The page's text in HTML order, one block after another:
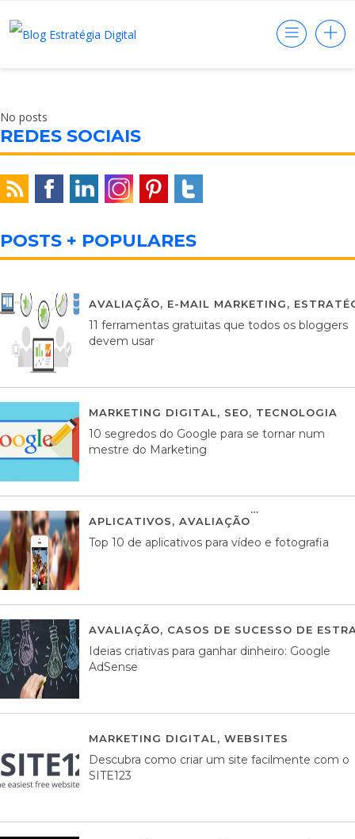
No posts
REDES SOCIAIS
POSTS + POPULARES
AVALIAÇÃO, E-MAIL MARKETING,
11 ferramentas gratuitas que todos os bloggers
devem usar
MARKETING DIGITAL, SEO, TECNOLOGIA
10 segredos do Google para se tornar num
mestre do Marketing
APLICATIVOS, AVALIAÇÃO
Top 10 de aplicativos para vídeo e fotografia
AVALIAÇÃO, CASOS DE SUCESSO DE
Ideias criativas para ganhar dinheiro: Google
AdSense
MARKETING DIGITAL, WEBSITES
Descubra como criar um site facilmente com o
SITE123